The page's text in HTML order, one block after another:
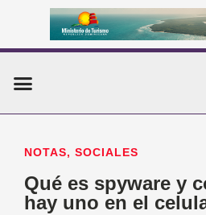
Menu
NOTAS, SOCIALES
Qué es spyware y
hay uno en el